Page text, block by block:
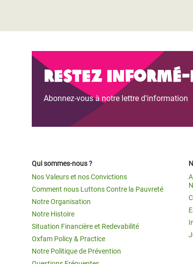
Restez informé-
Abonnez-vous à notre lettre d'information
Qui sommes-nous ?
Nos Valeurs et nos Convictions
Comment nous Luttons Contre la Pauvreté
Notre Organisation
Notre Histoire
Situation Financière et Redevabilité
Oxfam Policy & Practice
Notre Politique de Prévention